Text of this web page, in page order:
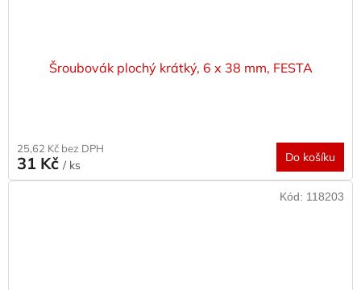
Šroubovák plochý krátký, 6 x 38 mm, FESTA
25,62 Kč bez DPH
31 Kč / ks
Do košíku
Kód: 118203